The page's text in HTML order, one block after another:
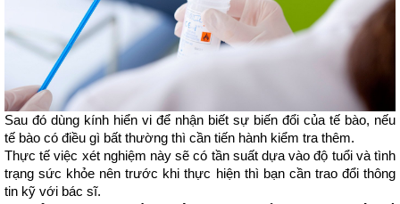
Sau đó dùng kính hiển vi để nhận biết sự biến đổi của tế bào, nếu
tế bào có điều gì bất thường thì cần tiến hành kiểm tra thêm.
Thực tế việc xét nghiệm này sẽ có tần suất dựa vào độ tuổi và tình
trạng sức khỏe nên trước khi thực hiện thì bạn cần trao đổi thông
tin kỹ với bác sĩ.